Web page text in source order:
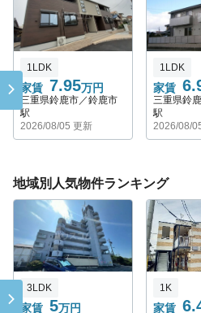
家賃 7.95万円
1LDK
三重県鈴鹿市／鈴鹿市
駅
2026/08/05 更新
家賃
1LDK
三重県鈴
駅
2026/08/
地域別人気物件ランキング
家賃 5万円
3LDK
家賃
1K